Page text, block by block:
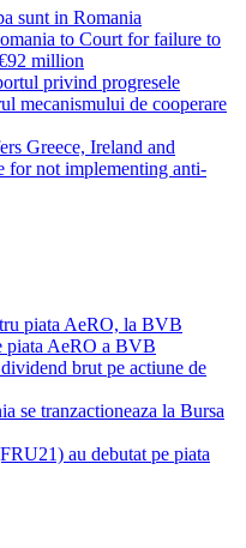
sunt in Romania
to Court for failure to
million
privind progresele
mecanismului de cooperare
Greece, Ireland and
for not implementing anti-
piata AeRO, la BVB
piata AeRO a BVB
brut pe actiune de
se tranzactioneaza la Bursa
au debutat pe piata